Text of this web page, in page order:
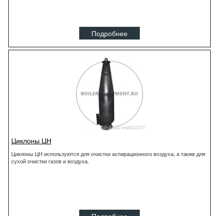
Подробнее
Циклоны ЦН
Циклоны ЦН используются для очистки аспирационного воздуха, а также для
сухой очистки газов и воздуха.